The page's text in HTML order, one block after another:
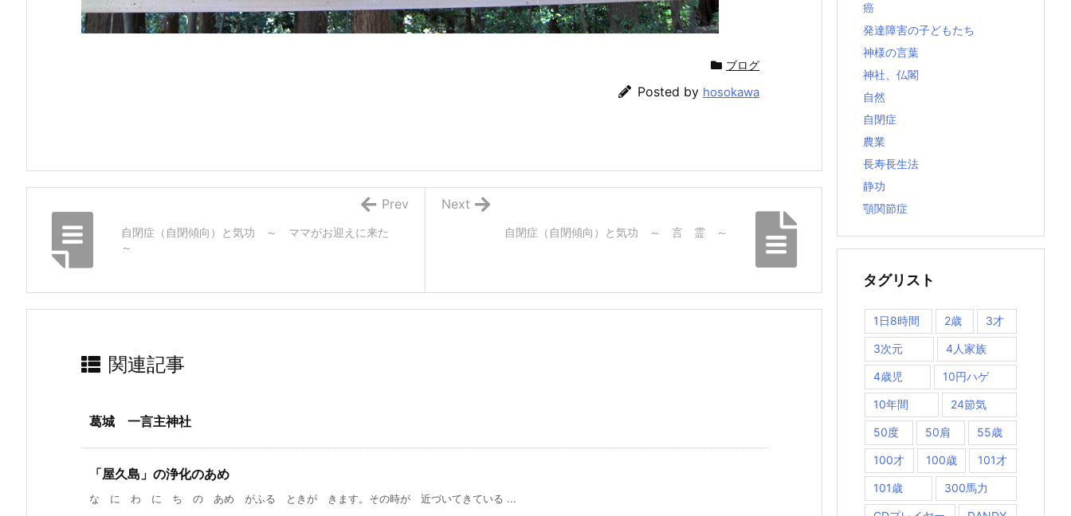
ブログ
Posted by hosokawa
自閉症（自閉傾向）と気功 ～ 言 霊 ～
Next
自閉症（自閉傾向）と気功 ～ ママがお迎えに来た
～
Prev
関連記事
葛城 一言主神社
「屋久島」の浄化のあめ
な に わ に ち の あめ がふる ときが きます。その時が 近づいてきている ...
癌
発達障害の子どもたち
神様の言葉
神社、仏閣
自然
自閉症
農業
長寿長生法
静功
顎関節症
タグリスト
1日8時間 2歳 3才
3次元 4人家族
4歳児 10円ハゲ
10年間 24節気
50度 50肩 55歳
100才 100歳 101才
101歳 300馬力